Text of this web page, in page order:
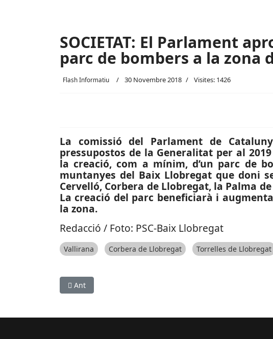
SOCIETAT: El Parlament
parc de bombers a la zona
Flash Informatiu 30 Novembre 2018 Visites: 1426
La comissió del Parlament de
pressupostos de la Generalitat per al
la creació, com a mínim, d’un parc de
muntanyes del Baix Llobregat que doni
Cervelló, Corbera de Llobregat, la Palma
La creació del parc beneficiarà i
la zona.
Redacció / Foto: PSC-Baix Llobregat
Vallirana Corbera de Llobregat Torrelles de Llobregat
Article anterior: ESPORTS (HOQUEI SOBRE PATINS,
Ant